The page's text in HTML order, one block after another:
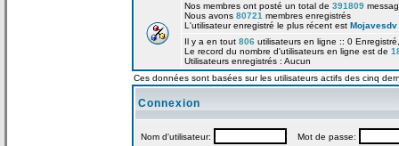
Nos membres ont posté un total de 391809
Nous avons 80721 membres enregistrés
L'utilisateur enregistré le plus récent est Mojavesdv
Il y a en tout 806 utilisateurs en ligne :: 0
Le record du nombre d'utilisateurs en ligne est de
Utilisateurs enregistrés : Aucun
Ces données sont basées sur les utilisateurs actifs des cinq
Connexion
Nom d'utilisateur: Mot de passe: